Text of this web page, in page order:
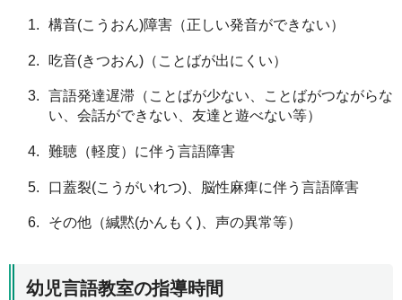
構音(こうおん)障害（正しい発音ができない）
吃音(きつおん)（ことばが出にくい）
言語発達遅滞（ことばが少ない、ことばがつながらな
い、会話ができない、友達と遊べない等）
難聴（軽度）に伴う言語障害
口蓋裂(こうがいれつ)、脳性麻痺に伴う言語障害
その他（緘黙(かんもく)、声の異常等）
幼児言語教室の指導時間